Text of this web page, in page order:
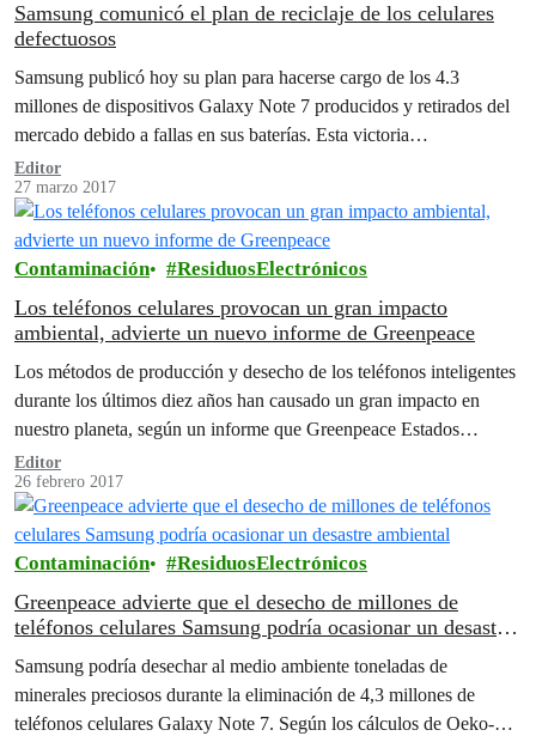
Samsung comunicó el plan de reciclaje de los celulares
defectuosos
Samsung publicó hoy su plan para hacerse cargo de los 4.3
millones de dispositivos Galaxy Note 7 producidos y retirados del
mercado debido a fallas en sus baterías. Esta victoria…
Editor
27 marzo 2017
Contaminación ResiduosElectrónicos
Los teléfonos celulares provocan un gran impacto
ambiental, advierte un nuevo informe de Greenpeace
Los métodos de producción y desecho de los teléfonos inteligentes
durante los últimos diez años han causado un gran impacto en
nuestro planeta, según un informe que Greenpeace Estados
Unidos…
Editor
26 febrero 2017
Contaminación ResiduosElectrónicos
Greenpeace advierte que el desecho de millones de
teléfonos celulares Samsung podría ocasionar un desastre
Samsung podría desechar al medio ambiente toneladas de
minerales preciosos durante la eliminación de 4,3 millones de
teléfonos celulares Galaxy Note 7. Según los cálculos de Oeko-